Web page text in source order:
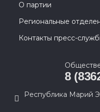
О партии
Региональные
Контакты пресс-
8
Республика Марий